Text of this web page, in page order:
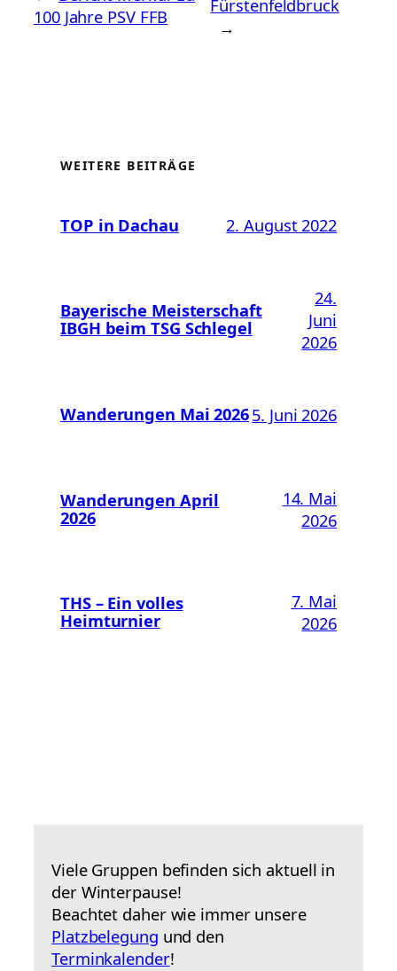
100 Jahre PSV FFB
Fürstenfeldbruck
→
WEITERE BEITRÄGE
TOP in Dachau 2. August 2022
Bayerische Meisterschaft
IBGH beim TSG Schlegel
24.
Juni
2026
Wanderungen Mai 20265. Juni 2026
Wanderungen April
2026
14. Mai
2026
THS – Ein volles
Heimturnier
7. Mai
2026
Viele Gruppen befinden sich aktuell in
der Winterpause!
Beachtet daher wie immer unsere
Platzbelegung und den
Terminkalender!